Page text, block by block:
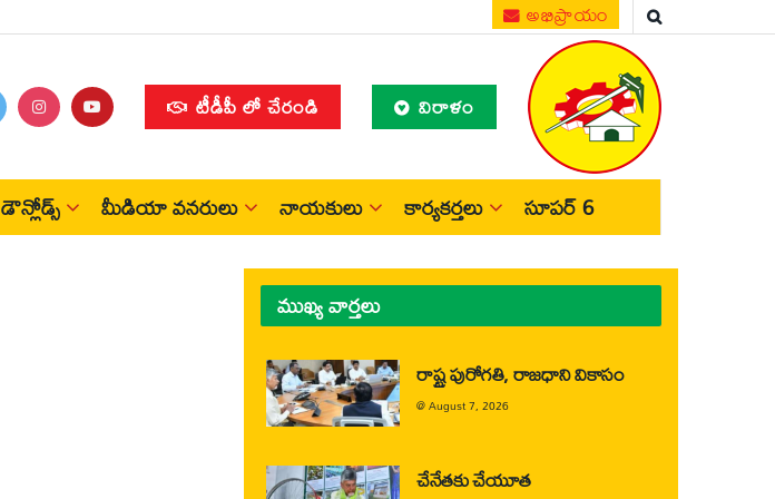
అభిప్రాయం
టీడీపీ లో చేరండి విరాళం
డౌన్లోడ్స్ మీడియా వనరులు నాయకులు కార్యకర్తలు సూపర్ 6
ముఖ్య వార్తలు
రాష్ట్ర పురోగతి, రాజధాని వికాసం
@August 7, 2026
చేనేతకు చేయూత